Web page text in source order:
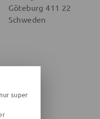
Göteburg 411 22
Schweden
super